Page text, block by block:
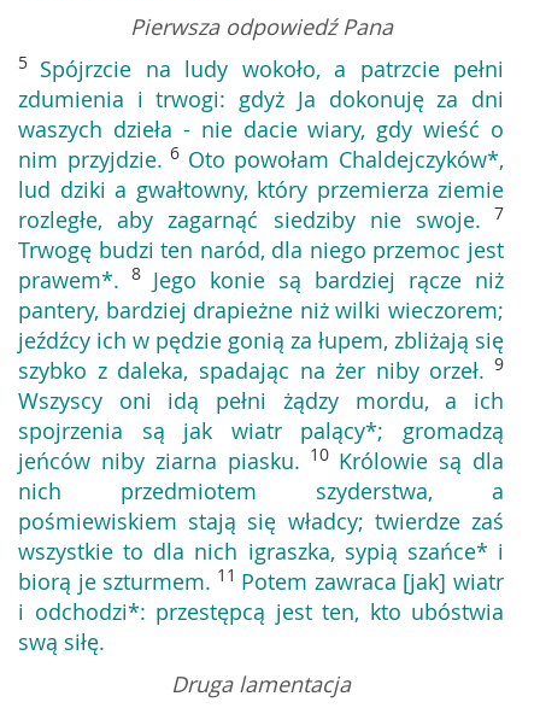
Pierwsza odpowiedź Pana
5 Spójrzcie na ludy wokoło, a patrzcie pełni
zdumienia i trwogi: gdyż Ja dokonuję za dni
waszych dzieła - nie dacie wiary, gdy wieść o
nim przyjdzie. 6 Oto powołam Chaldejczyków*,
lud dziki a gwałtowny, który przemierza ziemie
rozległe, aby zagarnąć siedziby nie swoje. 7
Trwogę budzi ten naród, dla niego przemoc jest
prawem*. 8 Jego konie są bardziej rącze niż
pantery, bardziej drapieżne niż wilki wieczorem;
jeźdźcy ich w pędzie gonią za łupem, zbliżają się
szybko z daleka, spadając na żer niby orzeł. 9
Wszyscy oni idą pełni żądzy mordu, a ich
spojrzenia są jak wiatr palący*; gromadzą
jeńców niby ziarna piasku. 10 Królowie są dla
nich przedmiotem szyderstwa, a
pośmiewiskiem stają się władcy; twierdze zaś
wszystkie to dla nich igraszka, sypią szańce* i
biorą je szturmem. 11 Potem zawraca [jak] wiatr
i odchodzi*: przestępcą jest ten, kto ubóstwia
swą siłę.
Druga lamentacja